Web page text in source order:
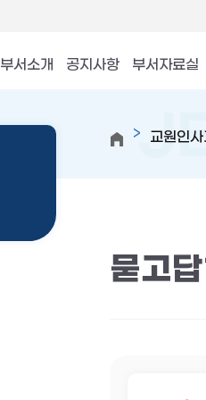
부서소개 공지사항 부서자료실
교원인
묻고